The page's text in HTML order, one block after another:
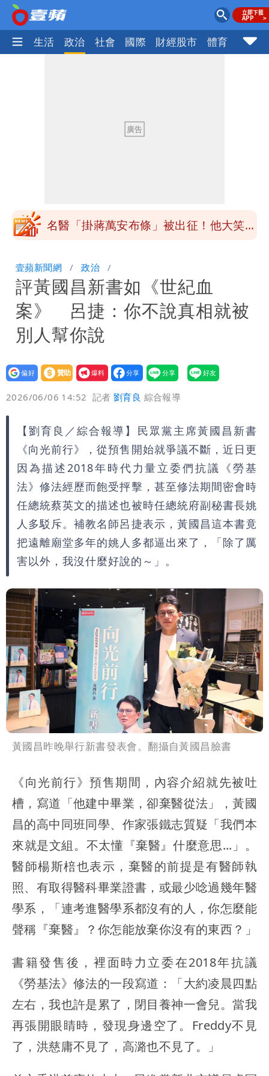
尚 生活 政治 社會 國際 財經股市 體育 壹蘋
楊千霈一打二帶女兒出國 崩潰哭得極狼
「海豚跳」
名醫「掛蔣萬安布條」被出征！他大笑：
笑：真的很會
白海豚大亂！航空66架次取消、船班39
航次停航
姜厚任不信嫩女友「辣手摧花」 創演藝
工會最遺憾1事
白海豚勾到「台灣陸地」了！雙眼牆旋
繞 路徑擺盪
特斯拉衝夜市…猛撞12車！民眾嚇「賓士
救好幾條人命」
他揭日本捐AZ疫苗秘辛「專為台生
產」：終還陳時中清白
白海豚「大轉彎」機率非常小！明強度有
變化
楊千霈一打二帶女兒出國 崩潰哭得極狼
狽
壹蘋新聞網 政治
評黃國昌新書如《世紀血
案》 呂捷：你不說真相就被
別人幫你說
設為
贊助
我要
爆料
2026/06/06 14:52 記者劉育良 綜合報導
【劉育良／綜合報導】民眾黨主席黃國昌新書
《向光前行》，從預售開始就爭議不斷，近日更
因為描述2018年時代力量立委們抗議《勞基
法》修法經歷而飽受抨擊，甚至修法期間密會時
任總統蔡英文的描述也被時任總統府副秘書長姚
人多駁斥。補教名師呂捷表示，黃國昌這本書竟
把遠離廟堂多年的姚人多都逼出來了，「除了厲
害以外，我沒什麼好說的～」。
黃國昌昨晚舉行新書發表會。翻攝自黃國昌臉書
《向光前行》預售期間，內容介紹就先被吐
槽，寫道「他建中畢業，卻棄醫從法」，黃國
昌的高中同班同學、作家張鐵志質疑「我們本
來就是文組。不太懂『棄醫』什麼意思...」。
醫師楊斯棓也表示，棄醫的前提是有醫師執
照、有取得醫科畢業證書，或最少唸過幾年醫
學系，「連考進醫學系都沒有的人，你怎麼能
聲稱『棄醫』？你怎能放棄你沒有的東西？」
書籍發售後，裡面時力立委在2018年抗議
《勞基法》修法的一段寫道：「大約凌晨四點
左右，我也許是累了，閉目養神一會兒。當我
再張開眼睛時，發現身邊空了。Freddy不見
了，洪慈庸不見了，高潞也不見了。」